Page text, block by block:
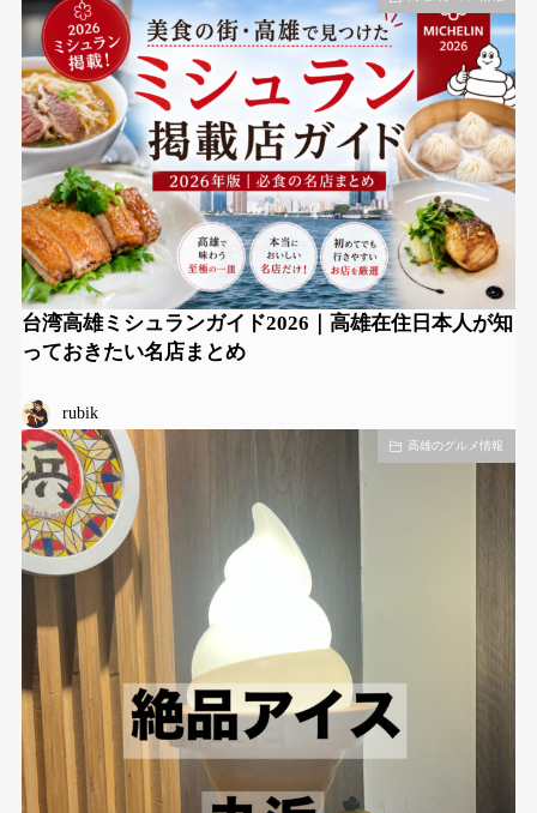
台湾高雄ミシュランガイド2026｜高雄在住日本人が知
っておきたい名店まとめ
rubik
高雄のグルメ情報